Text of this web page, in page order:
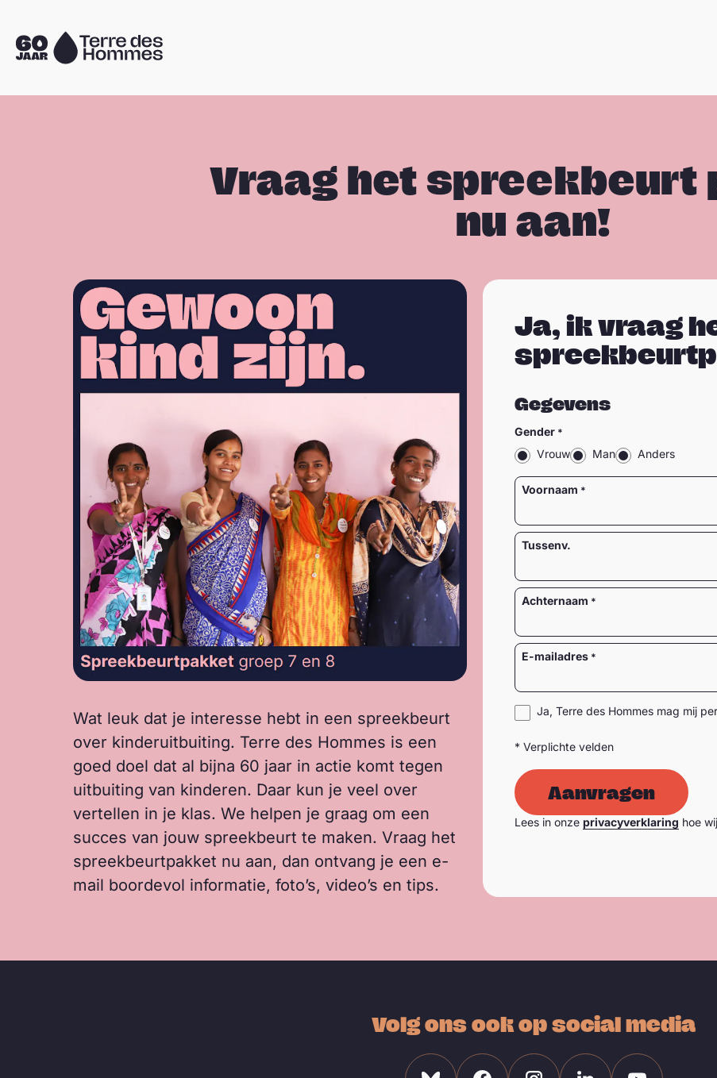
Sla navigatie over
Naar
Vraag het spreekbeurt
nu aan!
Ja, ik vraag
Gegevens
Gender
Vrouw
Man Anders
Naam
Voornaam
Tussenv.
Achternaam
E-mailadres
Ja, Terre des Hommes mag mij
* Verplichte velden
Aanvragen
Lees in onze privacyverklaring hoe
Wat leuk dat je interesse hebt in een spreekbeurt
over kinderuitbuiting. Terre des Hommes is een
goed doel dat al bijna 60 jaar in actie komt tegen
uitbuiting van kinderen. Daar kun je veel over
vertellen in je klas. We helpen je graag om een
succes van jouw spreekbeurt te maken. Vraag het
spreekbeurtpakket nu aan, dan ontvang je een e-
mail boordevol informatie, foto’s, video’s en tips.
Volg ons ook op social media